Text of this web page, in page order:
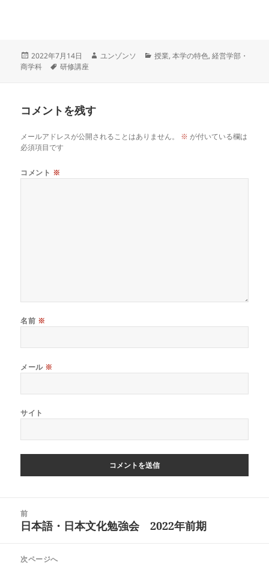
投
稿
2022年7月14日
作
ユンゾンソ
カ
授業,本学の特色,経営学部・
商学科
タ
研修講座
コメントを残す
メールアドレスが公開されることはありません。 ※ が付いている欄は
必須項目です
コメント ※
名前 ※
メール ※
サイト
前
前
日本語・日本文化勉強会 2022年前期
次ページへ